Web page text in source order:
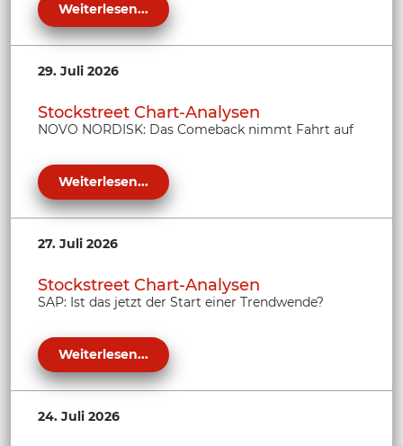
Weiterlesen...
29. Juli 2026
Stockstreet Chart-Analysen
NOVO NORDISK: Das Comeback nimmt Fahrt auf
Weiterlesen...
27. Juli 2026
Stockstreet Chart-Analysen
SAP: Ist das jetzt der Start einer Trendwende?
Weiterlesen...
24. Juli 2026